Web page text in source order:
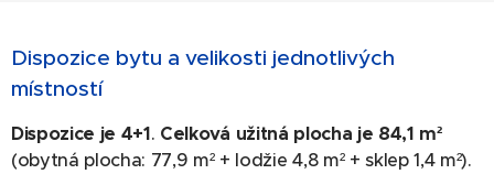
Dispozice bytu a velikosti jednotlivých
místností
Dispozice je 4+1. Celková užitná plocha je 84,1 m²
(obytná plocha: 77,9 m² + lodžie 4,8 m² + sklep 1,4 m²).